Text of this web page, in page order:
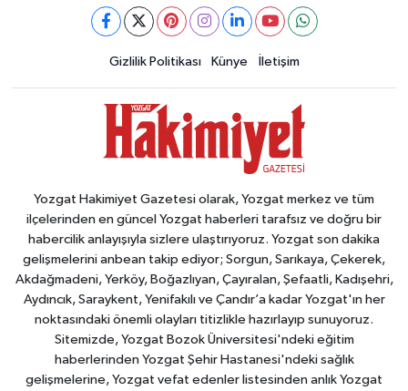
Gizlilik Politikası Künye İletişim
Yozgat Hakimiyet Gazetesi olarak, Yozgat merkez ve tüm
ilçelerinden en güncel Yozgat haberleri tarafsız ve doğru bir
habercilik anlayışıyla sizlere ulaştırıyoruz. Yozgat son dakika
gelişmelerini anbean takip ediyor; Sorgun, Sarıkaya, Çekerek,
Akdağmadeni, Yerköy, Boğazlıyan, Çayıralan, Şefaatli, Kadışehri,
Aydıncık, Saraykent, Yenifakılı ve Çandır’a kadar Yozgat'ın her
noktasındaki önemli olayları titizlikle hazırlayıp sunuyoruz.
Sitemizde, Yozgat Bozok Üniversitesi'ndeki eğitim
haberlerinden Yozgat Şehir Hastanesi'ndeki sağlık
gelişmelerine, Yozgat vefat edenler listesinden anlık Yozgat